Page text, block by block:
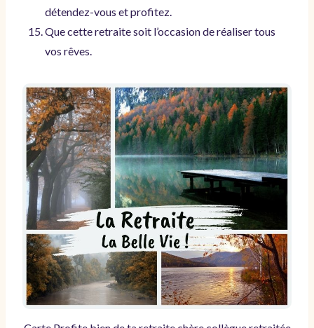
détendez-vous et profitez.
Que cette retraite soit l’occasion de réaliser tous
vos rêves.